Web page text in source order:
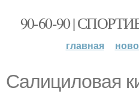
90-60-90 |
главная
Салициловая